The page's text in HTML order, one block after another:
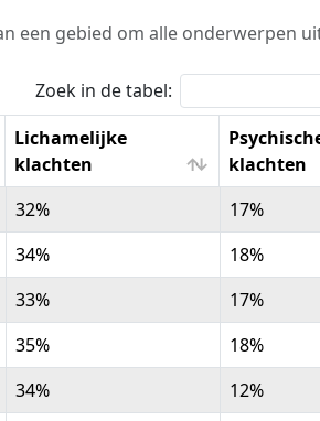
een gebied om alle onderwerpen
Zoek in de tabel:
Lichamelijke
klachten
klachten
Lichamelijke
klachten
klachten
32%
17%
34%
18%
33%
17%
35%
18%
34%
12%